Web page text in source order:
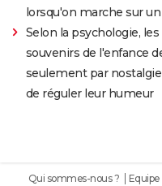
lorsqu'on marche sur
Selon la psychologie,
souvenirs de l'enfance
seulement par
de réguler leur humeur
Qui sommes-nous ? Equipe